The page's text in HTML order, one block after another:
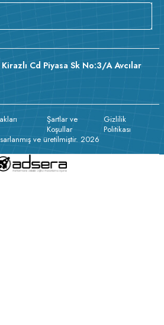
Cd Piyasa Sk No:3/A Avcılar
Şartlar ve
Koşullar
Gizlilik
Politikası
ve üretilmiştir. 2026